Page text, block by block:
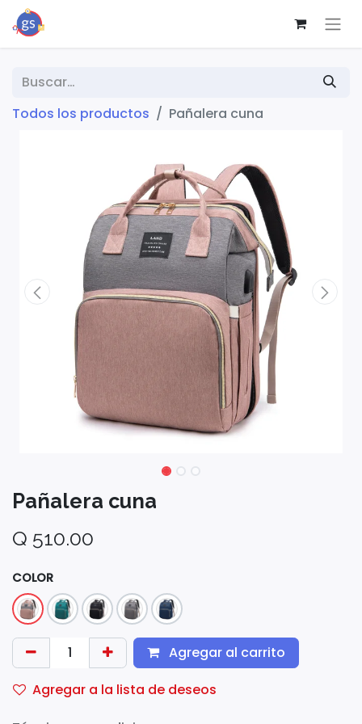
Todos los productos Pañalera cuna
Pañalera cuna
Q 510.00
COLOR
Agregar al carrito
Agregar a la lista de deseos